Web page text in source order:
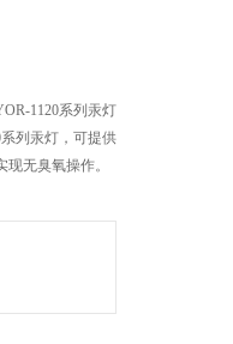
1120系列汞灯
列汞灯，可提供
无臭氧操作。